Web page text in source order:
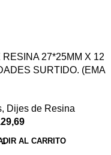
RESINA 27*25MM X 12
SURTIDO. (EMA
, Dijes de Resina
AL CARRITO